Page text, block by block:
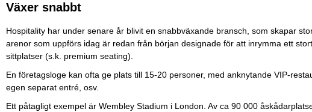
Växer snabbt
Hospitality har under senare år blivit en snabbväxande bransch, som skapar
arenor som uppförs idag är redan från början designade för att inrymma ett
sittplatser (s.k. premium seating).
En företagsloge kan ofta ge plats till 15-20 personer, med anknytande VIP-
egen separat entré, osv.
Ett påtagligt exempel är Wembley Stadium i London. Av ca 90 000